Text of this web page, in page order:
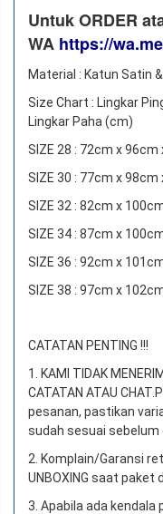
Untuk ORDER
WA https://
Material : Katun Satin
Size Chart : Lingkar
Lingkar Paha (cm)
SIZE 28 : 72cm x 96cm
SIZE 30 : 77cm x 98cm
SIZE 32 : 82cm x
SIZE 34 : 87cm x
SIZE 36 : 92cm x
SIZE 38 : 97cm x
CATATAN PENTING !!!
1. KAMI TIDAK
CATATAN ATAU CHAT.
pesanan, pastikan
sudah sesuai sebelum
2. Komplain/Garansi
UNBOXING saat paket
3. Apabila ada